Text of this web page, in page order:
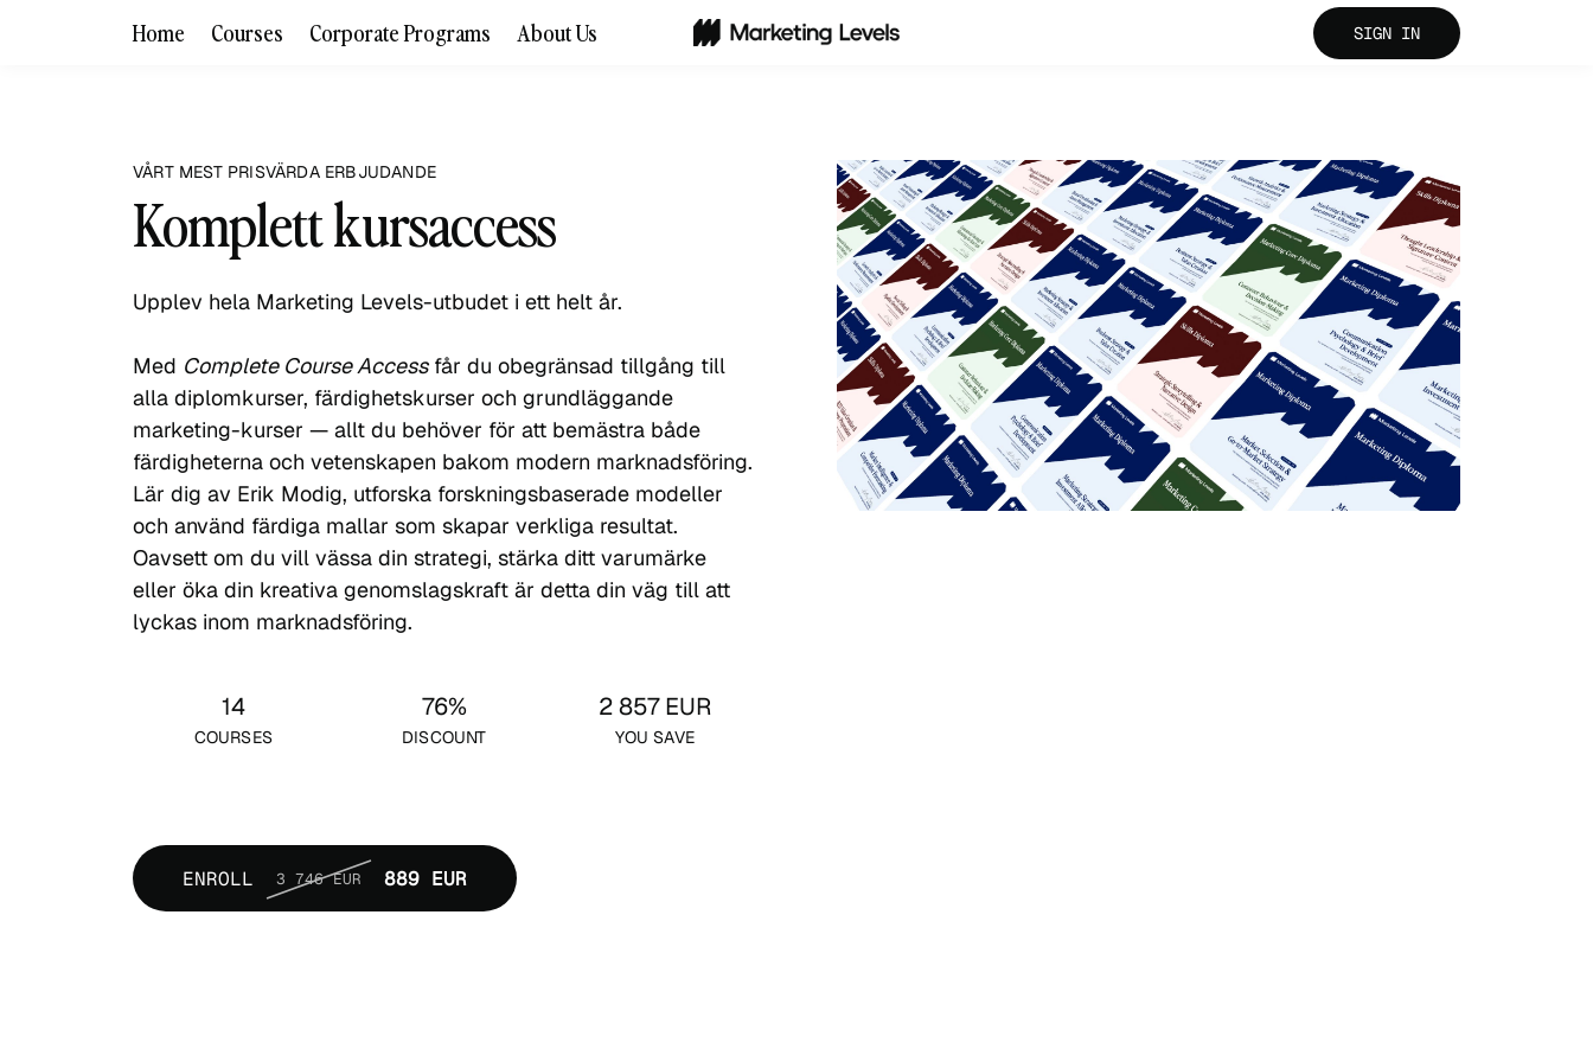
Home Courses Corporate Programs About Us SIGN IN
VÅRT MEST PRISVÄRDA ERBJUDANDE
Komplett kursaccess
Upplev hela Marketing Levels-utbudet i ett helt år.
Med Complete Course Accessfår du obegränsad tillgång till
alla diplomkurser, färdighetskurser och grundläggande
marketing-kurser — allt du behöver för att bemästra både
färdigheterna och vetenskapen bakom modern marknadsföring.
Lär dig av Erik Modig, utforska forskningsbaserade modeller
och använd färdiga mallar som skapar verkliga resultat.
Oavsett om du vill vässa din strategi, stärka ditt varumärke
eller öka din kreativa genomslagskraft är detta din väg till att
lyckas inom marknadsföring.
14
COURSES
76%
DISCOUNT
2 857 EUR
YOU SAVE
ENROLL 3 746 EUR 889 EUR